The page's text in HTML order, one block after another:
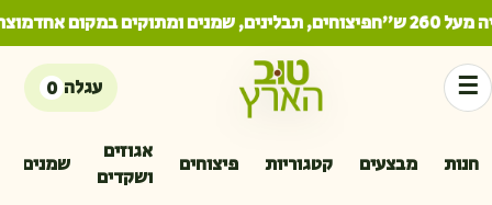
ש"ח פיצוחים, תבלינים, שמנים ומתוקים במקום אחד
☰
חנות מבצעים קטגוריות פיצוחים
אגוזים
ושקדים
שמנים
עגלה 0